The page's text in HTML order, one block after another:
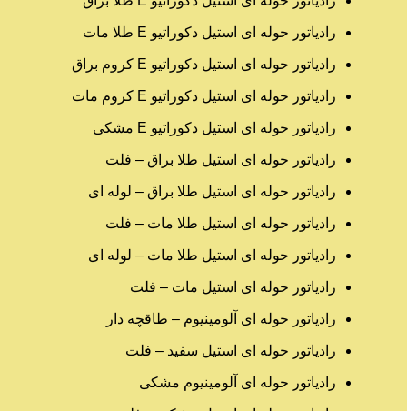
رادیاتور حوله ای استیل دکوراتیو E طلا مات
رادیاتور حوله ای استیل دکوراتیو E کروم براق
رادیاتور حوله ای استیل دکوراتیو E کروم مات
رادیاتور حوله ای استیل دکوراتیو E مشکی
رادیاتور حوله ای استیل طلا براق – فلت
رادیاتور حوله ای استیل طلا براق – لوله ای
رادیاتور حوله ای استیل طلا مات – فلت
رادیاتور حوله ای استیل طلا مات – لوله ای
رادیاتور حوله ای استیل مات – فلت
رادیاتور حوله ای آلومینیوم – طاقچه دار
رادیاتور حوله ای استیل سفید – فلت
رادیاتور حوله ای آلومینیوم مشکی